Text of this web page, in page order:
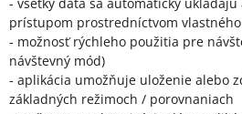
prístupom prostredníctvom
- možnosť rýchleho použitia pre
návštevný mód)
- aplikácia umožňuje uloženie alebo
základných režimoch / porovnaniach